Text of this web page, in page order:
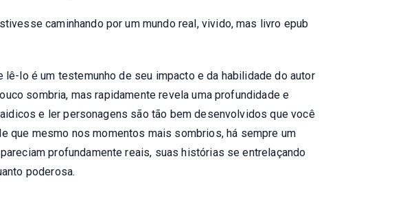
caminhando por um mundo real, vivido, mas livro epub
lo é um testemunho de seu impacto e da habilidade do autor
sombria, mas rapidamente revela uma profundidade e
e ler personagens são tão bem desenvolvidos que você
que mesmo nos momentos mais sombrios, há sempre um
profundamente reais, suas histórias se entrelaçando
poderosa.